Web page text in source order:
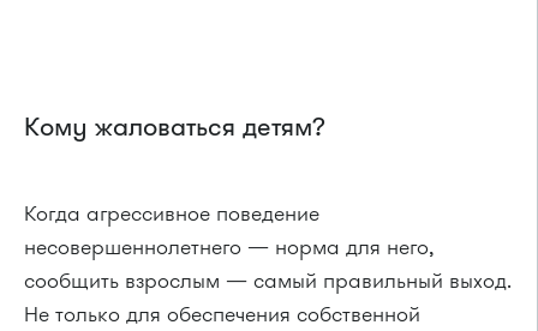
Кому жаловаться детям?
Когда агрессивное поведение
несовершеннолетнего — норма для него,
сообщить взрослым — самый правильный выход.
Не только для обеспечения собственной